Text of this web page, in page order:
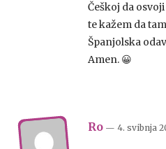
Češkoj da
te kažem da
Španjolska
Amen. 😀
Ro — 4. svibnja